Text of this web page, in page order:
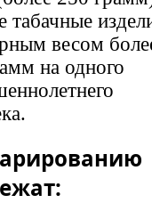
табачные
весом
на одного